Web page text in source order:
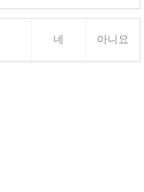
네 아니요